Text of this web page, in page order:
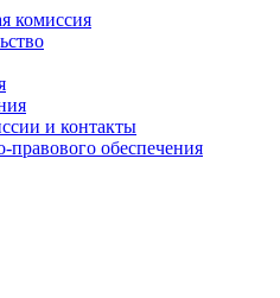
комиссия
и контакты
правового обеспечения